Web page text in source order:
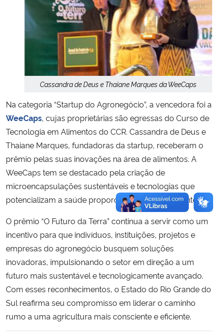
Cassandra de Deus e Thaiane Marques da WeeCaps
Na categoria “Startup do Agronegócio”, a vencedora foi a
WeeCaps, cujas proprietárias são egressas do Curso de
Tecnologia em Alimentos do CCR. Cassandra de Deus e
Thaiane Marques, fundadoras da startup, receberam o
prêmio pelas suas inovações na área de alimentos. A
WeeCaps tem se destacado pela criação de
microencapsulações sustentáveis e tecnologias que
potencializam a saúde proporcionada pelos alimentos.
O prêmio “O Futuro da Terra” continua a servir como um
incentivo para que indivíduos, instituições, projetos e
empresas do agronegócio busquem soluções
inovadoras, impulsionando o setor em direção a um
futuro mais sustentável e tecnologicamente avançado.
Com esses reconhecimentos, o Estado do Rio Grande do
Sul reafirma seu compromisso em liderar o caminho
rumo a uma agricultura mais consciente e eficiente.